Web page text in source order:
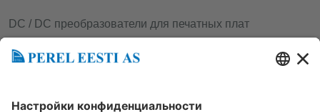
DC / DC преобразователи для печатных плат